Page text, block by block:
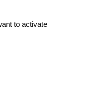
to activate